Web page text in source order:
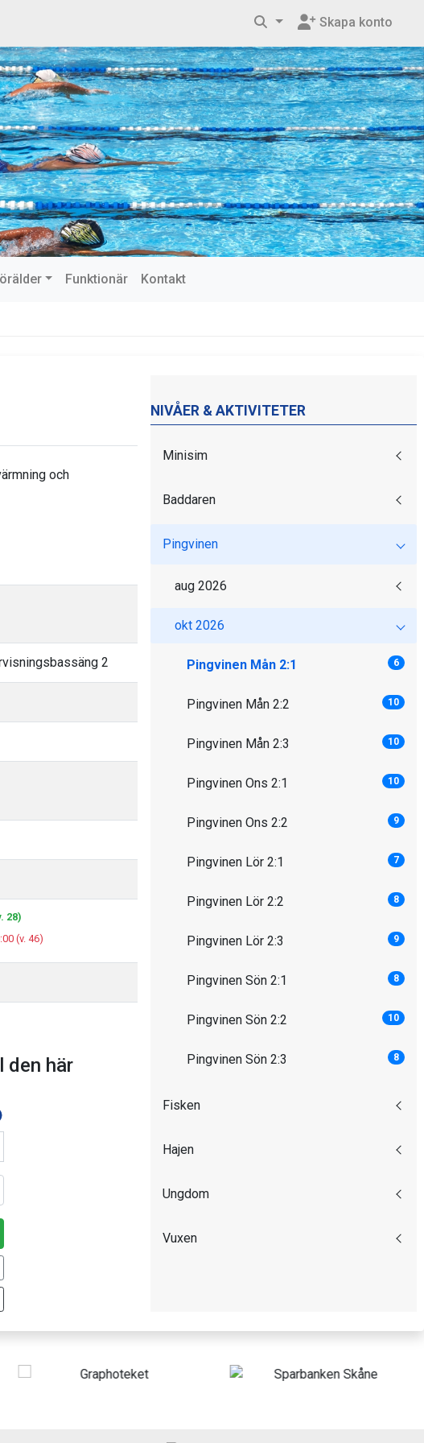
Skapa konto
Funktionär Kontakt
och
2
28)
(v. 46)
den här
NIVÅER & AKTIVITETER
Minisim
Baddaren
Pingvinen
aug 2026
okt 2026
Pingvinen Mån 2:1 6
Pingvinen Mån 2:2 10
Pingvinen Mån 2:3 10
Pingvinen Ons 2:1 10
Pingvinen Ons 2:2 9
Pingvinen Lör 2:1 7
Pingvinen Lör 2:2 8
Pingvinen Lör 2:3 9
Pingvinen Sön 2:1 8
Pingvinen Sön 2:2 10
Pingvinen Sön 2:3 8
Fisken
Hajen
Ungdom
Vuxen